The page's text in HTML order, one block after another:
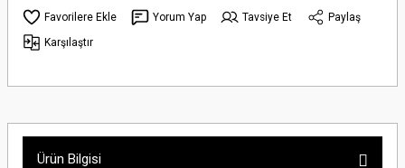
Yorum Yap Tavsiye Et
Paylaş
Karşılaştır
Ürün Bilgisi